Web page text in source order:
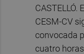
CESM-CV
convocada
cuatro